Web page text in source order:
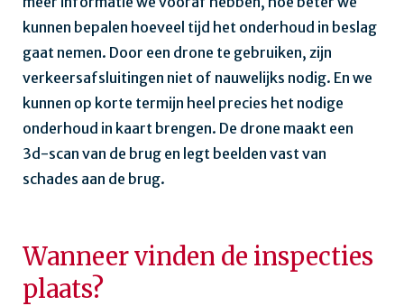
kunnen bepalen hoeveel tijd het onderhoud in beslag
gaat nemen. Door een drone te gebruiken, zijn
verkeersafsluitingen niet of nauwelijks nodig. En we
kunnen op korte termijn heel precies het nodige
onderhoud in kaart brengen. De drone maakt een
3d-scan van de brug en legt beelden vast van
schades aan de brug.
Wanneer vinden de inspecties
plaats?